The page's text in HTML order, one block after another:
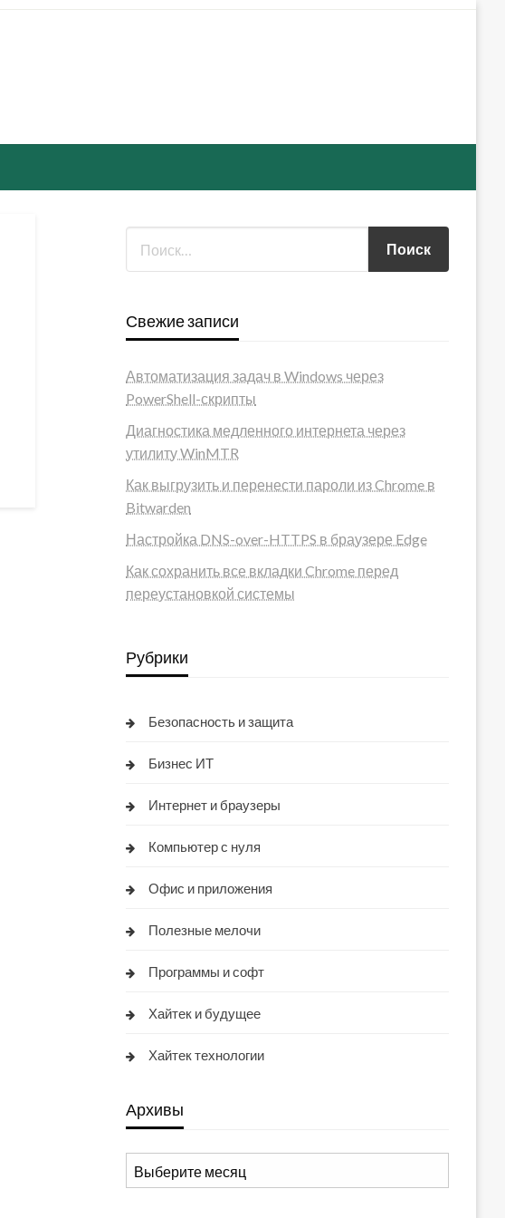
Свежие записи
Автоматизация задач в Windows через
PowerShell-скрипты
Диагностика медленного интернета через
утилиту WinMTR
Как выгрузить и перенести пароли из Chrome в
Bitwarden
Настройка DNS-over-HTTPS в браузере Edge
Как сохранить все вкладки Chrome перед
переустановкой системы
Рубрики
Безопасность и защита
Бизнес ИТ
Интернет и браузеры
Компьютер с нуля
Офис и приложения
Полезные мелочи
Программы и софт
Хайтек и будущее
Хайтек технологии
Архивы
Архивы